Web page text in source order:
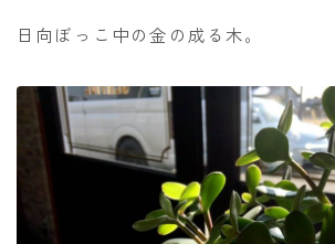
日向ぼっこ中の金の成る木。